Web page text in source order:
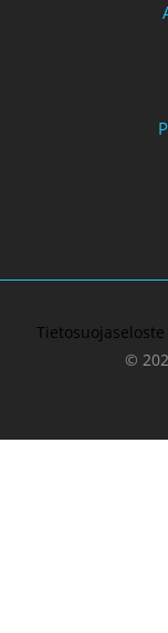
Tietosuojaseloste
©